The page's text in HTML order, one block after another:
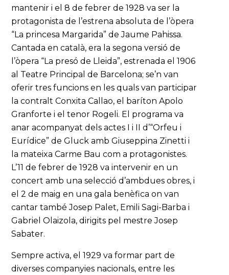
mantenir i el 8 de febrer de 1928 va ser la
protagonista de l’estrena absoluta de l’òpera
“La princesa Margarida” de Jaume Pahissa.
Cantada en català, era la segona versió de
l’òpera “La presó de Lleida”, estrenada el 1906
al Teatre Principal de Barcelona; se’n van
oferir tres funcions en les quals van participar
la contralt Conxita Callao, el baríton Apolo
Granforte i el tenor Rogeli. El programa va
anar acompanyat dels actes I i II d’“Orfeu i
Eurídice” de Gluck amb Giuseppina Zinetti i
la mateixa Carme Bau com a protagonistes.
L’11 de febrer de 1928 va intervenir en un
concert amb una selecció d’ambdues obres, i
el 2 de maig en una gala benèfica on van
cantar també Josep Palet, Emili Sagi-Barba i
Gabriel Olaizola, dirigits pel mestre Josep
Sabater.
Sempre activa, el 1929 va formar part de
diverses companyies nacionals, entre les